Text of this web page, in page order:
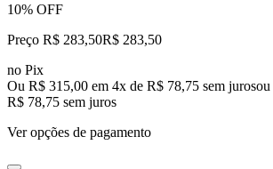
10% OFF
Preço R$ 283,50R$ 283,50
no Pix
Ou R$ 315,00 em 4x de R$ 78,75 sem jurosou
R$ 78,75 sem juros
Ver opções de pagamento